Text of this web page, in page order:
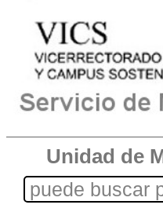
Unidad de